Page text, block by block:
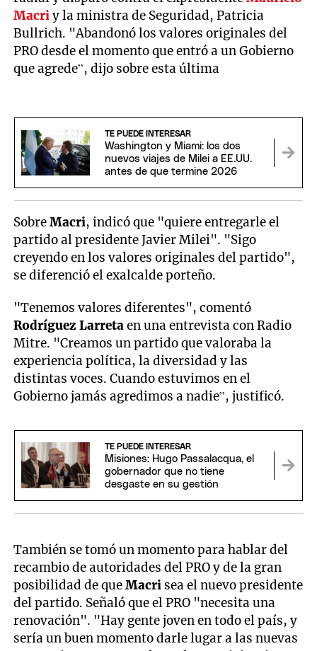
Macriy la ministra de Seguridad, Patricia
Bullrich. "Abandonó los valores originales del
PRO desde el momento que entró a un Gobierno
que agrede”, dijo sobre esta última
TE PUEDE INTERESAR
Washington y Miami: los dos
nuevos viajes de Milei a EE.UU.
antes de que termine 2026
SobreMacri, indicó que "quiere entregarle el
partido al presidente Javier Milei". "Sigo
creyendo en los valores originales del partido",
se diferenció el exalcalde porteño.
"Tenemos valores diferentes", comentó
Rodríguez Larretaen una entrevista con Radio
Mitre. "Creamos un partido que valoraba la
experiencia política, la diversidad y las
distintas voces. Cuando estuvimos en el
Gobierno jamás agredimos a nadie”, justificó.
TE PUEDE INTERESAR
Misiones: Hugo Passalacqua, el
gobernador que no tiene
desgaste en su gestión
También se tomó un momento para hablar del
recambio de autoridades del PRO y de la gran
posibilidad de queMacri sea el nuevo presidente
del partido. Señaló que el PRO "necesita una
renovación". "Hay gente joven en todo el país, y
sería un buen momento darle lugar a las nuevas